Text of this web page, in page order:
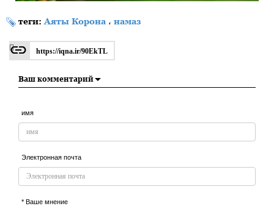
теги: Аяты Корона ، намаз
https://iqna.ir/90EkTL
Ваш комментарий
имя
Электронная почта
* Ваше мнение